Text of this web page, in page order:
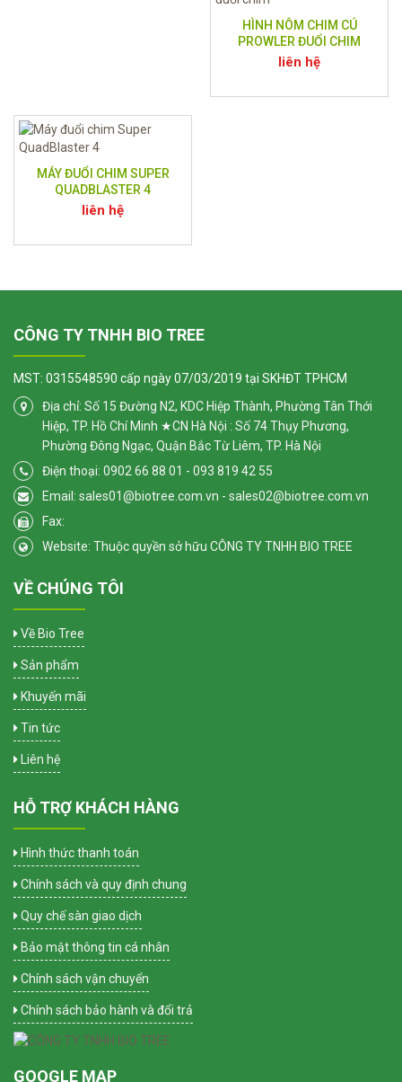
HÌNH NÔM CHIM CÚ
PROWLER ĐUỔI CHIM
liên hệ
MÁY ĐUỔI CHIM SUPER
QUADBLASTER 4
liên hệ
CÔNG TY TNHH BIO TREE
MST: 0315548590 cấp ngày 07/03/2019 tại SKHĐT TPHCM
Địa chỉ: Số 15 Đường N2, KDC Hiệp Thành, Phường Tân Thới
Hiệp, TP. Hồ Chí Minh ★CN Hà Nội : Số 74 Thụy Phương,
Phường Đông Ngạc, Quận Bắc Từ Liêm, TP. Hà Nội
Điện thoại: 0902 66 88 01 - 093 819 42 55
Email: sales01@biotree.com.vn - sales02@biotree.com.vn
Fax:
Website: Thuộc quyền sở hữu CÔNG TY TNHH BIO TREE
VỀ CHÚNG TÔI
Về Bio Tree
Sản phẩm
Khuyến mãi
Tin tức
Liên hệ
HỖ TRỢ KHÁCH HÀNG
Hình thức thanh toán
Chính sách và quy định chung
Quy chế sàn giao dịch
Bảo mật thông tin cá nhân
Chính sách vận chuyển
Chính sách bảo hành và đổi trả
GOOGLE MAP